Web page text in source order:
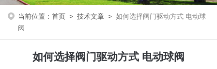
当前位置：首页 >技术文章 >如何选择阀门驱动方式 电动球
阀
如何选择阀门驱动方式 电动球阀